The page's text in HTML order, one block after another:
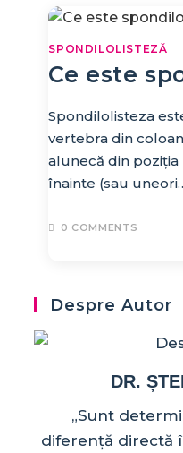
SPONDILOLISTEZĂ
Ce este
Spondilolisteza
vertebra din
alunecă din
înainte (sau
0 COMMENTS
Despre Autor
DR.
„Sunt
diferență directă